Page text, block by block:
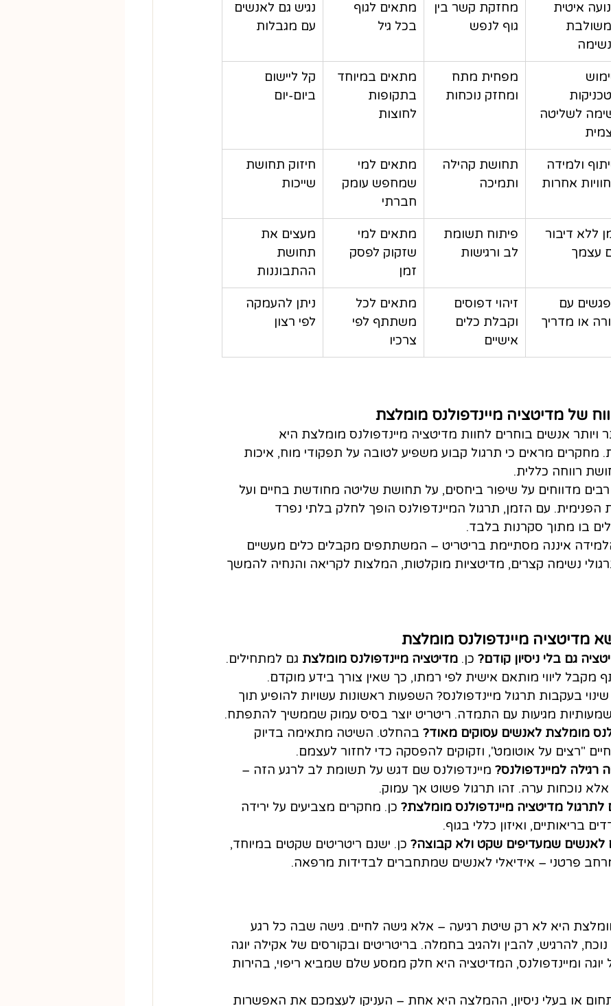
איטית
מחזקת קשר בין
גוף לנפש
מתאים לגוף
בכל גיל
נגיש גם לאנשים
עם מגבלות
לשליטה
מפחית מתח
ומחזק נוכחות
מתאים במיוחד
בתקופות
לחוצות
קל ליישום
ביום-יום
ולמידה
אחרות
תחושת קהילה
ותמיכה
מתאים למי
שמחפש עומק
חברתי
חיזוק תחושת
שייכות
ללא דיבור
עצמך
פיתוח תשומת
לב ורגישות
מתאים למי
שזקוק לפסק
זמן
מעצים את
תחושת
ההתבוננות
עם
או מדריך
זיהוי דפוסים
וקבלת כלים
אישיים
מתאים לכל
משתתף לפי
צרכיו
ניתן להעמקה
לפי רצון
של מדיטציה מיינדפולנס מומלצת
אנשים בוחרים לחוות מדיטציה מיינדפולנס מומלצת היא
מראים כי תרגול קבוע משפיע לטובה על תפקודי מוח, איכות
רווחה כללית.
מדווחים על שיפור ביחסים, על תחושת שליטה מחודשת בחיים ועל
הפנימית. עם הזמן, תרגול המיינדפולנס הופך לחלק בלתי נפרד
בו מתוך סקרנות בלבד.
איננה מסתיימת בריטריט – המשתתפים מקבלים כלים מעשיים
תרגולי נשימה קצרים, מדיטציות מוקלטות, המלצות לקריאה והנחיה להמשך
מדיטציה מיינדפולנס מומלצת
גם בלי ניסיון קודם? כן. מדיטציה מיינדפולנס מומלצת גם למתחילים.
מקבל ליווי מותאם אישית לפי רמתו, כך שאין צורך בידע מוקדם.
בעקבות תרגול מיינדפולנס? השפעות ראשונות עשויות להופיע תוך
מגיעות עם התמדה. ריטריט יוצר בסיס עמוק שממשיך להתפתח.
מומלצת לאנשים עסוקים מאוד? בהחלט. השיטה מתאימה בדיוק
"רצים על אוטומט", וזקוקים להפסקה כדי לחזור לעצמם.
למיינדפולנס? מיינדפולנס שם דגש על תשומת לב לרגע הזה –
נוכחות ערה. זהו תרגול פשוט אך עמוק.
לתרגול מדיטציה מיינדפולנס מומלצת? כן. מחקרים מצביעים על ירידה
בריאותיים, ואיזון כללי בגוף.
לאנשים שמעדיפים שקט ולא קבוצה? כן. ישנם ריטריטים שקטים במיוחד,
פרטני – אידיאלי לאנשים שמתחברים לבדידות מרפאה.
היא לא רק שיטת רגיעה – אלא גישה לחיים. גישה שבה כל רגע
להרגיש, להבין ולהגיב בחמלה. בריטריטים ובקורסים של אקילה יוגה
יוגה ומיינדפולנס, המדיטציה היא חלק ממסע שלם שמביא ריפוי, בהירות
או בעלי ניסיון, ההמלצה היא אחת – העניקו לעצמכם את האפשרות